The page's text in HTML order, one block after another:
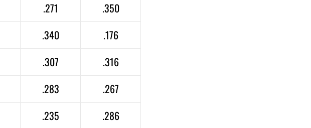
.271
.350
.340
.176
.307
.316
.283
.267
.235
.286